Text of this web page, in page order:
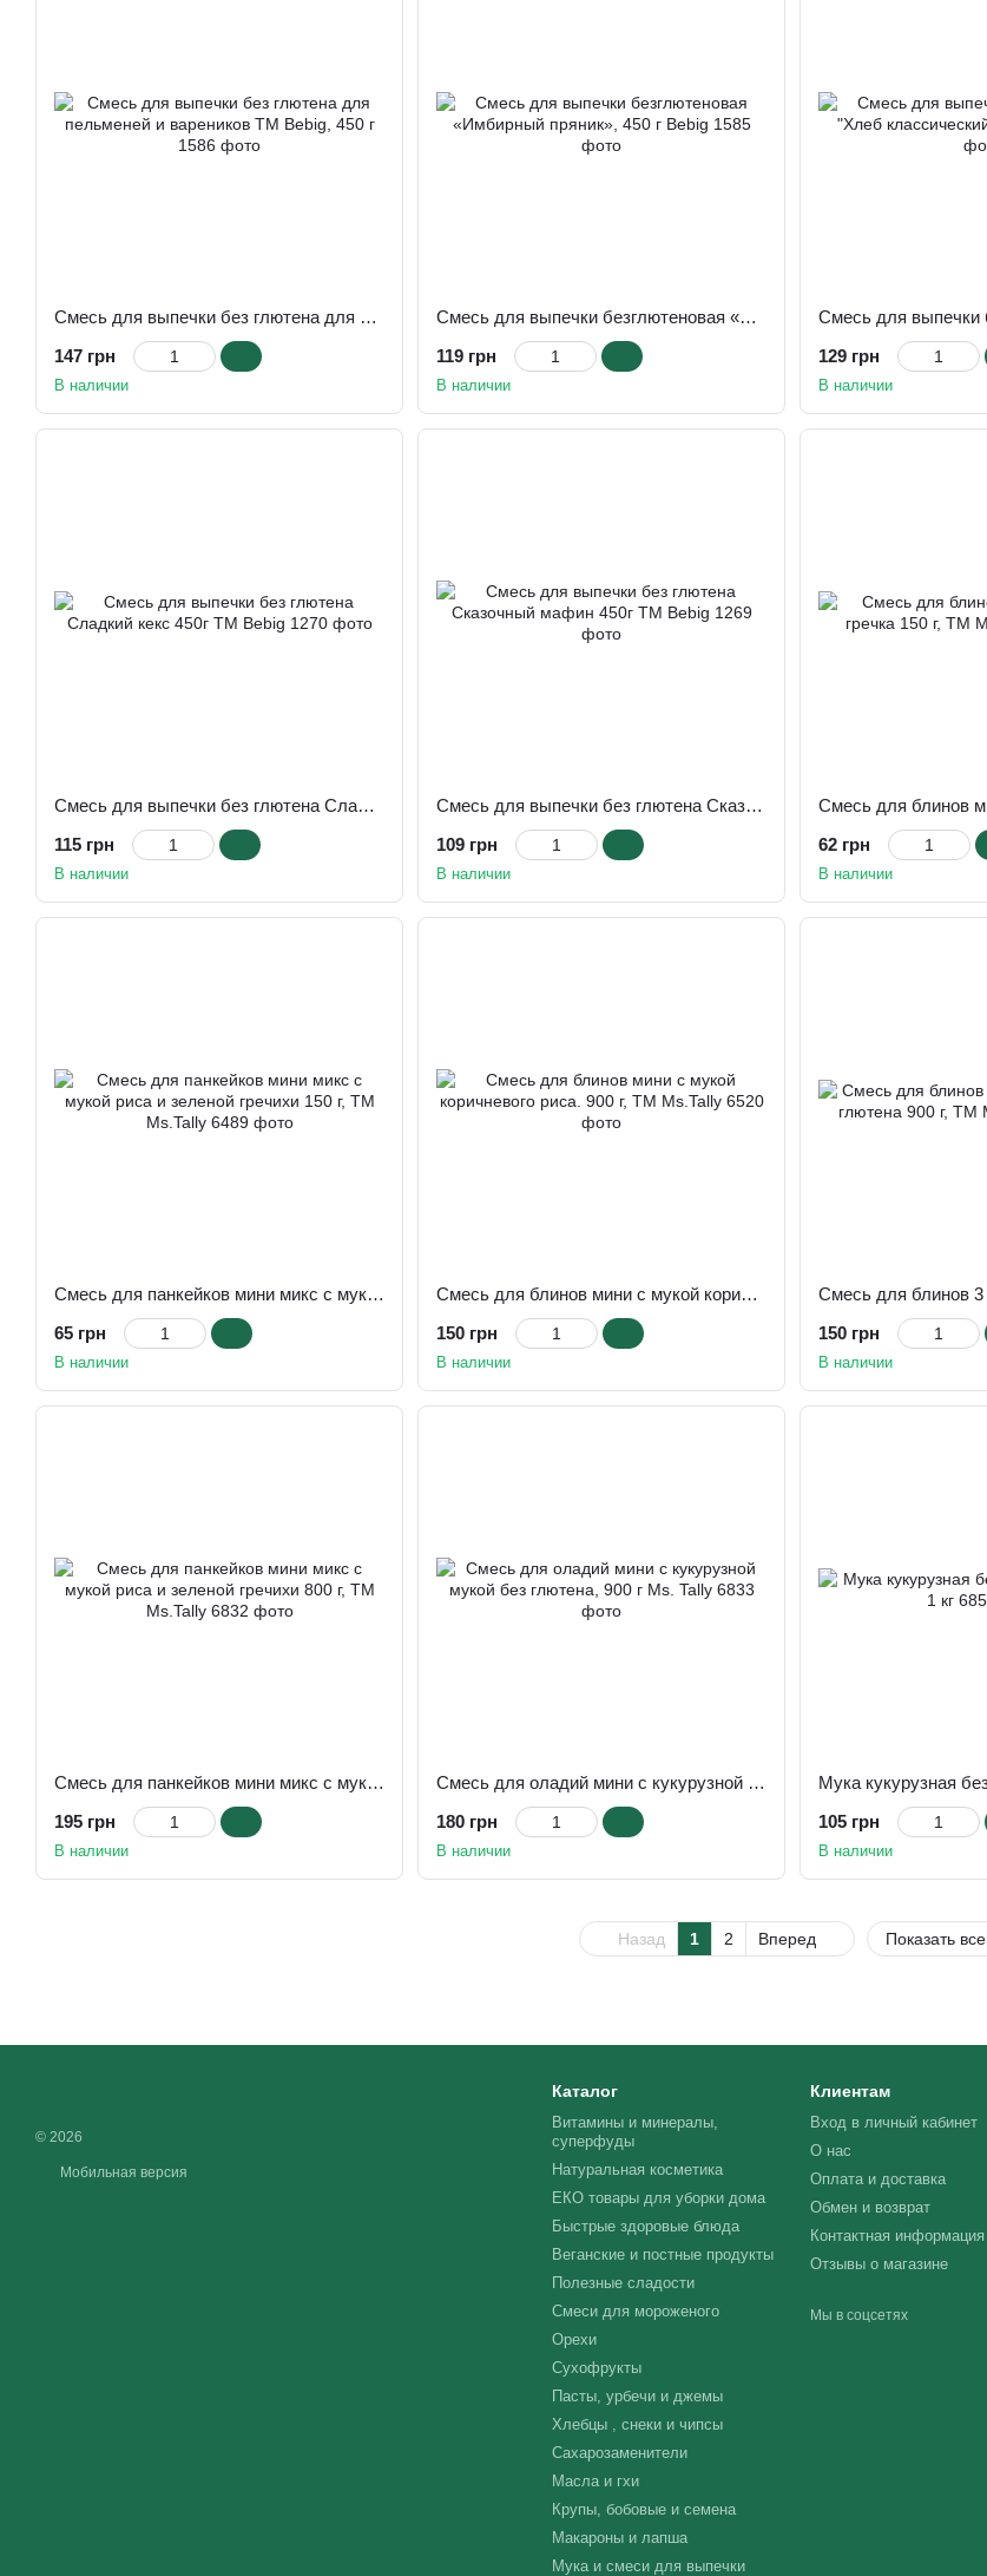
Смесь для выпечки без глютена для пельменей и вареников ТМ Bebig, 450 г
147 грн
В наличии
Смесь для выпечки безглютеновая «Имбирный пряник», 450 г Bebig
119 грн
В наличии
129 грн
В наличии
Смесь для выпечки без глютена Сладкий кекс 450г ТМ Bebig
115 грн
В наличии
Смесь для выпечки без глютена Сказочный мафин 450г ТМ Bebig
109 грн
В наличии
62 грн
В наличии
Смесь для панкейков мини микс с мукой риса и зеленой гречихи 150 г, TM Ms.Tally
65 грн
В наличии
Смесь для блинов мини с мукой коричневого риса. 900 г, TM Ms.Tally
150 грн
В наличии
150 грн
В наличии
Смесь для панкейков мини микс с мукой риса и зеленой гречихи 800 г, TM Ms.Tally
195 грн
В наличии
Cмесь для оладий мини с кукурузной мукой без глютена, 900 г Ms. Tally
180 грн
В наличии
105 грн
В наличии
Назад 1 2 Вперед Показать все
© 2026
Мобильная версия
Каталог
Витамины и минералы,
суперфуды
Натуральная косметика
ЕКО товары для уборки дома
Быстрые здоровые блюда
Веганские и постные продукты
Полезные сладости
Смеси для мороженого
Орехи
Сухофрукты
Пасты, урбечи и джемы
Хлебцы , снеки и чипсы
Сахарозаменители
Масла и гхи
Крупы, бобовые и семена
Макароны и лапша
Мука и смеси для выпечки
Клиентам
Вход в личный кабинет
О нас
Оплата и доставка
Обмен и возврат
Контактная информация
Отзывы о магазине
Мы в соцсетях